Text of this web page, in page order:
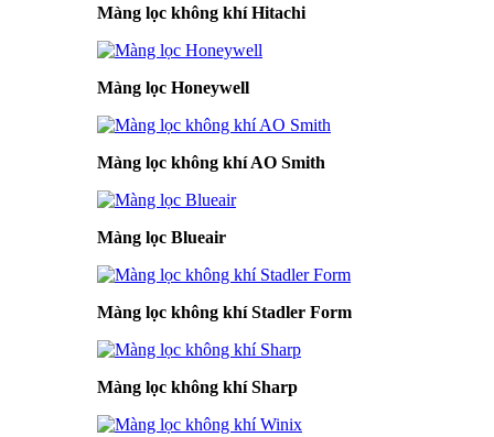
Màng lọc không khí Hitachi
Màng lọc Honeywell
Màng lọc không khí AO Smith
Màng lọc Blueair
Màng lọc không khí Stadler Form
Màng lọc không khí Sharp